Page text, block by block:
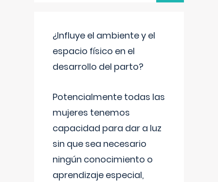
¿Influye el ambiente y el
espacio físico en el
desarrollo del parto?
Potencialmente todas las
mujeres tenemos
capacidad para dar a luz
sin que sea necesario
ningún conocimiento o
aprendizaje especial,